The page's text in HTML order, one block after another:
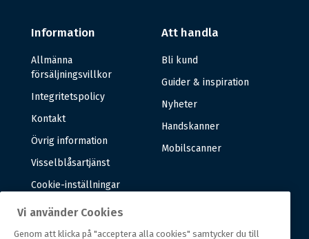
Information
Allmänna
försäljningsvillkor
Integritetspolicy
Kontakt
Övrig information
Visselblåsartjänst
Cookie-inställningar
Att handla
Bli kund
Guider & inspiration
Nyheter
Handskanner
Mobilscanner
Vi använder Cookies
Genom att klicka på "acceptera alla cookies" samtycker du till